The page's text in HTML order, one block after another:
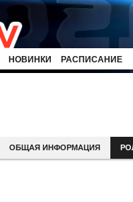
НОВИНКИ РАСПИСАНИЕ
ОБЩАЯ ИНФОРМАЦИЯ